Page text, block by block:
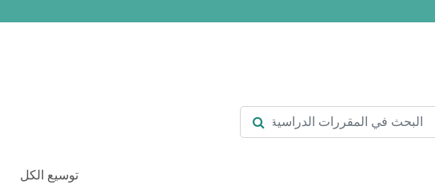
البحث في المقررات الدراسية
البحث في المقررات الدراسية
توسيع الكل